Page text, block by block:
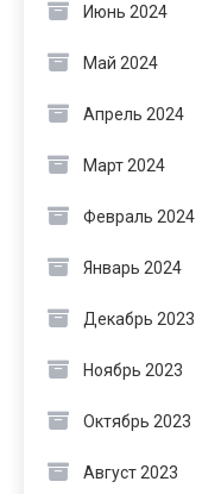
Июнь 2024
Май 2024
Апрель 2024
Март 2024
Февраль 2024
Январь 2024
Декабрь 2023
Ноябрь 2023
Октябрь 2023
Август 2023